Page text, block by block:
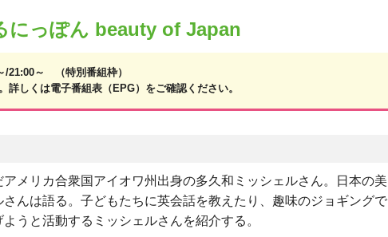
っぽん beauty of Japan
21:00～ （特別番組枠）
しくは電子番組表（EPG）をご確認ください。
メリカ合衆国アイオワ州出身の多久和ミッシェルさん。日本の美
んは語る。子どもたちに英会話を教えたり、趣味のジョギングで
うと活動するミッシェルさんを紹介する。